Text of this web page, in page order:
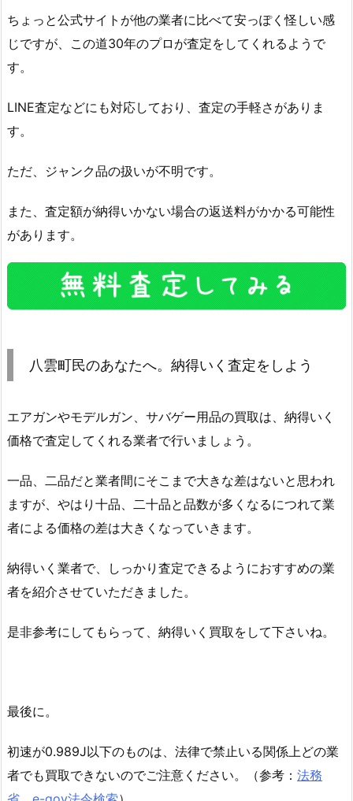
ちょっと公式サイトが他の業者に比べて安っぽく怪しい感
じですが、この道30年のプロが査定をしてくれるようで
す。
LINE査定などにも対応しており、査定の手軽さがありま
す。
ただ、ジャンク品の扱いが不明です。
また、査定額が納得いかない場合の返送料がかかる可能性
があります。
八雲町民のあなたへ。納得いく査定をしよう
エアガンやモデルガン、サバゲー用品の買取は、納得いく
価格で査定してくれる業者で行いましょう。
一品、二品だと業者間にそこまで大きな差はないと思われ
ますが、やはり十品、二十品と品数が多くなるにつれて業
者による価格の差は大きくなっていきます。
納得いく業者で、しっかり査定できるようにおすすめの業
者を紹介させていただきました。
是非参考にしてもらって、納得いく買取をして下さいね。
最後に。
初速が0.989J以下のものは、法律で禁止いる関係上どの業
者でも買取できないのでご注意ください。（参考： 法務